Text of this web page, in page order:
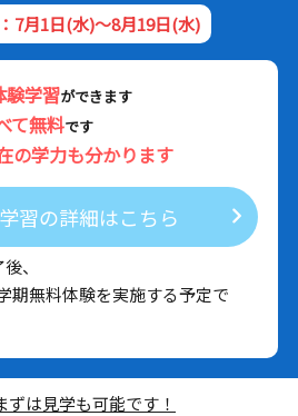
7月1日(水)～8月19日(水)
験学習ができます
て無料です
の学力も分かります
習の詳細はこちら
、
期無料体験を実施する予定で
は見学も可能です！